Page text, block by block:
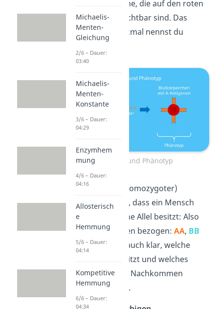
sind es die Antigene, die auf den roten
Blutkörperchen sichtbar sind. Das
ausgeprägte Merkmal nennst du
Genotyp und Phänotyp
reinerbiger
(homozygoter)
Genotyp bedeutet, dass ein Mensch
zweimal das gleiche Allel besitzt: Also
auf die Blutgruppen bezogen: AA, BB
oder00 . Dann ist auch klar, welche
Blutgruppe er besitzt und welches
Merkmal er an die Nachkommen
weitergeben kann.
Michaelis-
Menten-
Gleichung
2/6 – Dauer:
03:40
Michaelis-
Menten-
Konstante
3/6 – Dauer:
04:29
Enzymhem
mung
4/6 – Dauer:
04:16
Allosterisch
e
Hemmung
5/6 – Dauer:
04:14
Kompetitive
Hemmung
6/6 – Dauer:
04:34